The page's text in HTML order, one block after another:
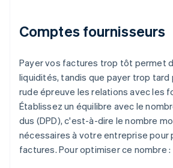
Comptes fournisseurs
Payer vos factures trop tôt permet
liquidités, tandis que payer trop
rude épreuve les relations avec les
Établissez un équilibre avec le
dus (DPD), c'est-à-dire le nombre
nécessaires à votre entreprise pour
factures. Pour optimiser ce nombre :